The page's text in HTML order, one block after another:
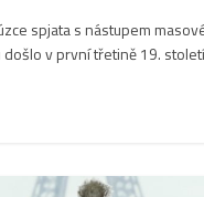
spjata s nástupem
v první třetině 19.